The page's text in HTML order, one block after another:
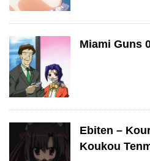
Miami Guns
Ebiten –
Koukou